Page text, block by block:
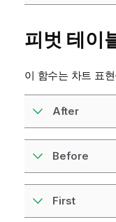
피벗 테이
이 함수는 차트 표
After
Before
First